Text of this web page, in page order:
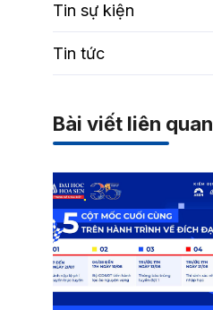
Tin sự kiện
Tin tức
Bài viết liên quan